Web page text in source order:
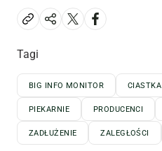
Tagi
BIG INFO MONITOR CIASTKA
PIEKARNIE PRODUCENCI
ZADŁUŻENIE ZALEGŁOŚCI